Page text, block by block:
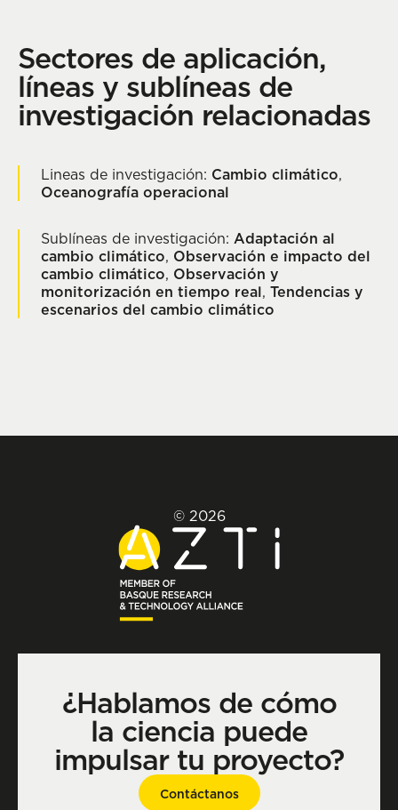
Sectores de aplicación,
líneas y sublíneas de
investigación relacionadas
Lineas de investigación: Cambio climático,
Oceanografía operacional
Sublíneas de investigación: Adaptación al
cambio climático, Observación e impacto del
cambio climático, Observación y
monitorización en tiempo real, Tendencias y
escenarios del cambio climático
© 2026
¿Hablamos de cómo
la ciencia puede
impulsar tu proyecto?
Contáctanos